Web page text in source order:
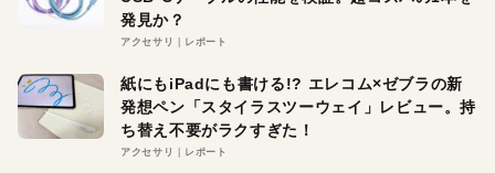
発見か？
アクセサリ レポート
紙にもiPadにも書ける!? エレコム×ゼブラの新
発想ペン「スタイラスツーウェイ」レビュー。持
ち替え不要がラクすぎた！
アクセサリ レポート